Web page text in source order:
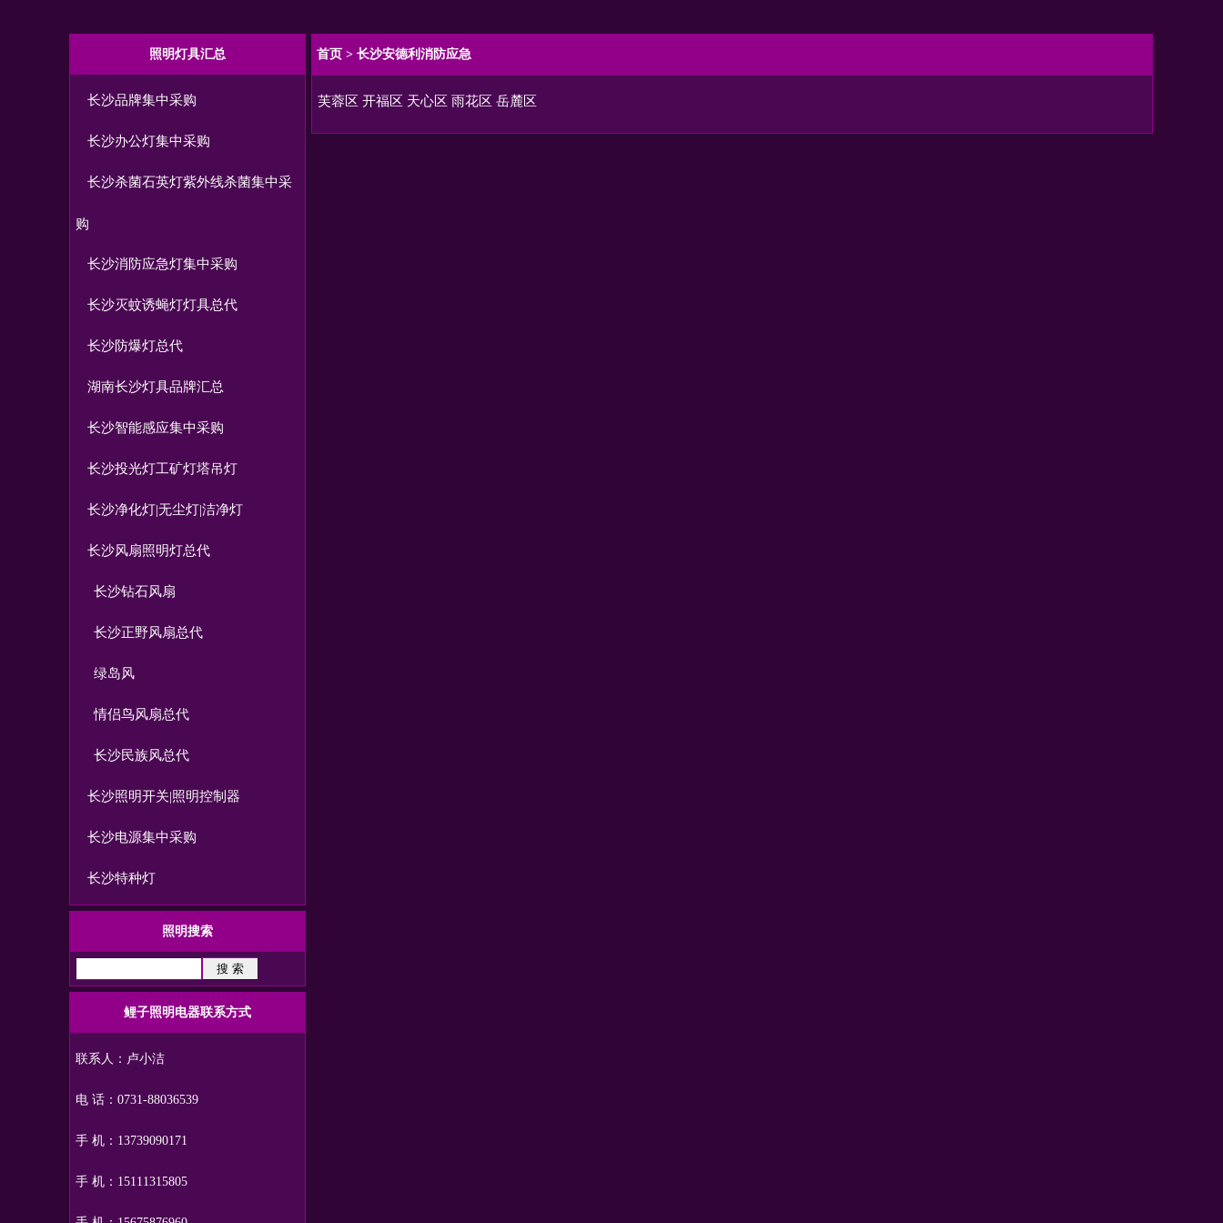
照明灯具汇总
长沙品牌集中采购
长沙办公灯集中采购
长沙杀菌石英灯紫外线杀菌集中采
购
长沙消防应急灯集中采购
长沙灭蚊诱蝇灯灯具总代
长沙防爆灯总代
湖南长沙灯具品牌汇总
长沙智能感应集中采购
长沙投光灯工矿灯塔吊灯
长沙净化灯|无尘灯|洁净灯
长沙风扇照明灯总代
长沙钻石风扇
长沙正野风扇总代
绿岛风
情侣鸟风扇总代
长沙民族风总代
长沙照明开关|照明控制器
长沙电源集中采购
长沙特种灯
照明搜索
鲤子照明电器联系方式
联系人：卢小洁
电 话：0731-88036539
手 机：13739090171
手 机：15111315805
首页 > 长沙安德利消防应急
芙蓉区 开福区 天心区 雨花区 岳麓区